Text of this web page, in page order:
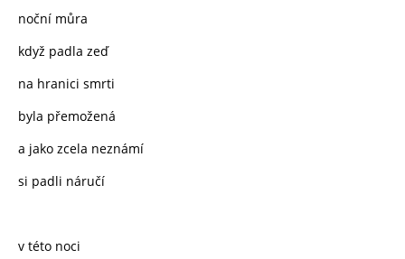
noční můra
když padla zeď
na hranici smrti
byla přemožená
a jako zcela neznámí
si padli náručí
v této noci